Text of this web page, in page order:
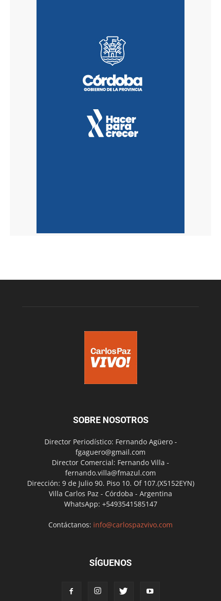
SOBRE NOSOTROS
Director Periodístico: Fernando Agüero -
fgaguero@gmail.com
Director Comercial: Fernando Villa -
fernando.villa@fmazul.com
Dirección: 9 de Julio 90. Piso 10. Of 107.(X5152EYN)
Villa Carlos Paz - Córdoba - Argentina
WhatsApp: +5493541585147
Contáctanos: info@carlospazvivo.com
SÍGUENOS